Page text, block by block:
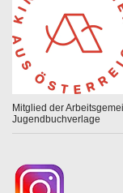
Mitglied der
Jugendbuchverlage